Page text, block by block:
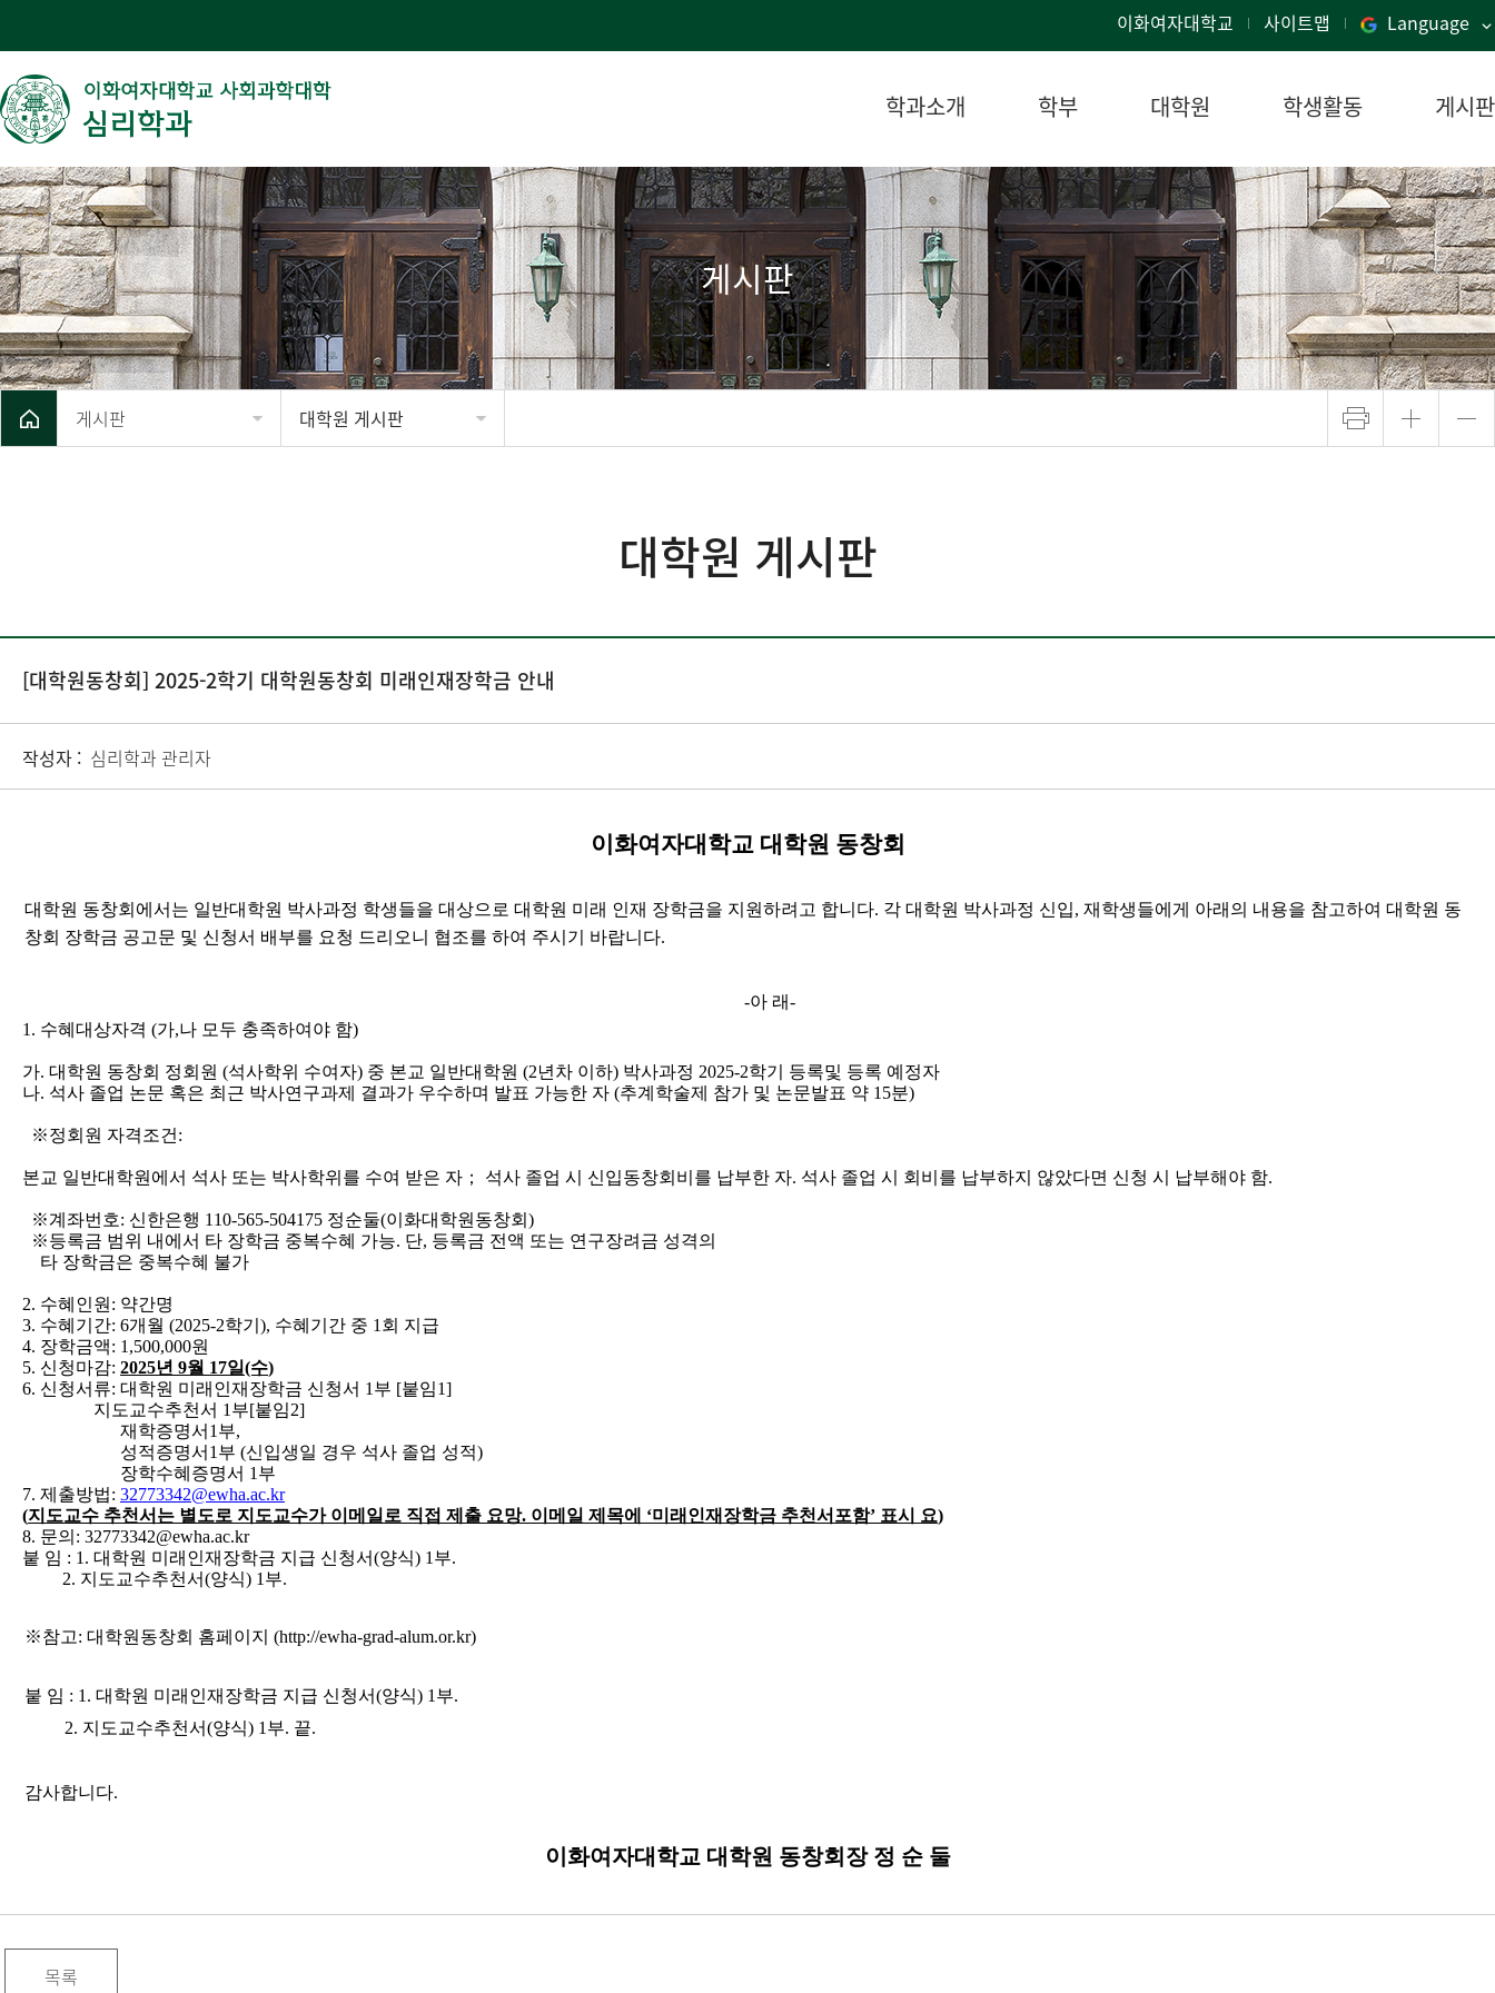
이화여자대학교 사이트맵 Language
학과소개 학부 대학원 학생활동 게시판
게시판
게시판 대학원 게시판
대학원 게시판
[대학원동창회] 2025-2학기 대학원동창회 미래인재장학금 안내
작성자 : 심리학과 관리자
이화여자대학교 대학원 동창회
대학원 동창회에서는 일반대학원 박사과정 학생들을 대상으로 대학원 미래 인재 장학금을 지원하려고 합니다. 각 대학원 박사과정 신입, 재학생들에게 아래의 내용을 참고하여 대학원 동
창회 장학금 공고문 및 신청서 배부를 요청 드리오니 협조를 하여 주시기 바랍니다.
-아 래-
1. 수혜대상자격 (가,나 모두 충족하여야 함)
가. 대학원 동창회 정회원 (석사학위 수여자) 중 본교 일반대학원 (2년차 이하) 박사과정 2025-2학기 등록및 등록 예정자
나. 석사 졸업 논문 혹은 최근 박사연구과제 결과가 우수하며 발표 가능한 자 (추계학술제 참가 및 논문발표 약 15분)
※정회원 자격조건 :
본교 일반대학원에서 석사 또는 박사학위를 수여 받은 자 ； 석사 졸업 시 신입동창회비를 납부한 자. 석사 졸업 시 회비를 납부하지 않았다면 신청 시 납부해야 함.
※계좌번호: 신한은행 110-565-504175 정순둘(이화대학원동창회 )
※등록금 범위 내에서 타 장학금 중복수혜 가능. 단, 등록금 전액 또는 연구장려금 성격의
타 장학금은 중복수혜 불가
2. 수혜인원 : 약간명
3. 수혜기간: 6개월 (2025-2학기 ), 수혜기간 중 1 회 지급
4. 장학금액: 1,500,000원
5. 신청마감: 2025년 9월 17일(수)
6. 신청서류: 대학원 미래인재장학금 신청서 1 부 [붙임1]
지도교수추천서 1 부[붙임2]
재학증명서 1 부,
성적증명서 1 부 (신입생일 경우 석사 졸업 성적)
장학수혜증명서 1 부
7. 제출방법: 32773342@ewha.ac.kr
(지도교수 추천서는 별도로 지도교수가 이메일로 직접 제출 요망. 이메일 제목에 ‘미래인재장학금 추천서포함’ 표시 요)
8. 문의 : 32773342@ewha.ac.kr
붙 임 : 1. 대학원 미래인재장학금 지급 신청서(양식) 1 부.
2. 지도교수추천서(양식) 1 부.
※참고: 대학원동창회 홈페이지 (http://ewha-grad-alum.or.kr)
붙 임 : 1. 대학원 미래인재장학금 지급 신청서(양식) 1 부.
2. 지도교수추천서(양식) 1부. 끝.
감사합니다.
이화여자대학교 대학원 동창회장 정 순 둘
목록